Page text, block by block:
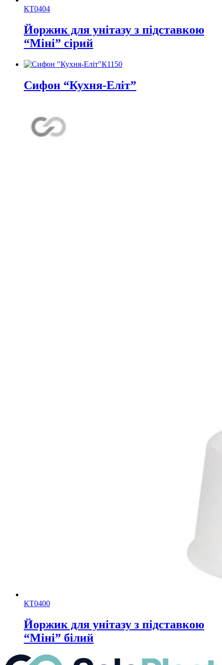
КТ0404
Йоржик для унітазу з підставкою
“Міні” сірий
К1150
Сифон “Кухня-Еліт”
КТ0400
Йоржик для унітазу з підставкою
“Міні” білий